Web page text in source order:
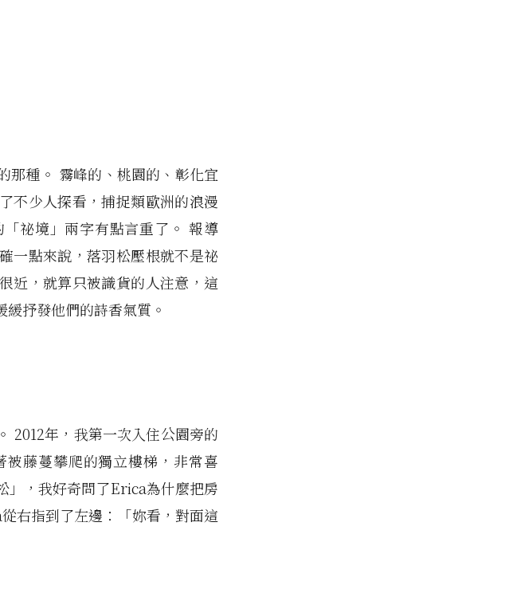
那種。 霧峰的、桃園的、彰化宜
不少人探看，捕捉類歐洲的浪漫
祕境」兩字有點言重了。 報導
一點來說，落羽松壓根就不是祕
近，就算只被識貨的人注意，這
抒發他們的詩香氣質。
2012年，我第一次入住公園旁的
藤蔓攀爬的獨立樓梯，非常喜
」，我好奇問了Erica為什麼把房
右指到了左邊：「妳看，對面這